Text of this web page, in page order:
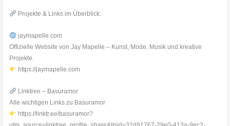
Projekte & Links im Überblick:
jaymapelle.com
Offizielle Website von Jay Mapelle – Kunst, Mode, Musik und kreative
Projekte.
https://jaymapelle.com
Linktree – Basuramor
Alle wichtigen Links zu Basuramor
https://linktr.ee/basuramor?